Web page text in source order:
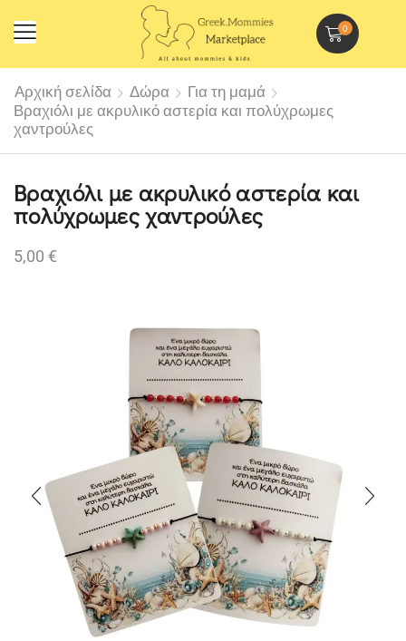
0
Αρχική σελίδα Δώρα
Για τη μαμά
Βραχιόλι με ακρυλικό αστερία και πολύχρωμες
χαντρούλες
Βραχιόλι με ακρυλικό αστερία και
πολύχρωμες χαντρούλες
5,00 €